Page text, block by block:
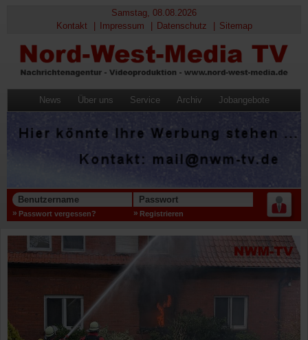
Samstag, 08.08.2026
Kontakt
Impressum Datenschutz Sitemap
News Über uns Service Archiv Jobangebote
Benutzername Passwort
Passwort vergessen? Registrieren